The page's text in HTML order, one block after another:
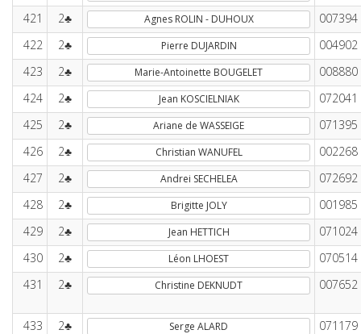
421
2♣ Agnes ROLIN - DUHOUX
007394
422
2♣ Pierre DUJARDIN
004902
423
2♣ Marie-Antoinette BOUGELET
008880
424
2♣ Jean KOSCIELNIAK
072041
425
2♣ Ariane de WASSEIGE
071395
426
2♣ Christian WANUFEL
002268
427
2♣ Andrei SECHELEA
072692
428
2♣ Brigitte JOLY
001985
429
2♣ Jean HETTICH
071024
430
2♣ Léon LHOEST
070514
431
2♣ Christine DEKNUDT 007652
433 2♣ Serge ALARD
071179